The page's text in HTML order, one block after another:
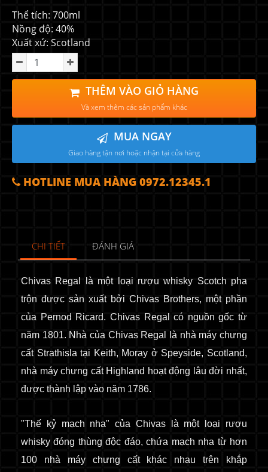
Thể tích: 700ml
Nồng độ: 40%
Xuất xứ: Scotland
THÊM VÀO GIỎ HÀNG
Và xem thêm các sản phẩm khác
MUA NGAY
Giao hàng tận nơi hoặc nhận tại cửa hàng
HOTLINE MUA HÀNG 0972.12345.1
CHI TIẾT ĐÁNH GIÁ
Chivas Regal là một loại rượu whisky Scotch pha
trộn được sản xuất bởi Chivas Brothers, một phần
của Pernod Ricard. Chivas Regal có nguồn gốc từ
năm 1801. Nhà của Chivas Regal là nhà máy chưng
cất Strathisla tại Keith, Moray ở Speyside, Scotland,
nhà máy chưng cất Highland hoạt động lâu đời nhất,
được thành lập vào năm 1786.
"Thế kỷ mạch nha" của Chivas là một loại rượu
whisky đóng thùng độc đáo, chứa mạch nha từ hơn
100 nhà máy chưng cất khác nhau trên khắp